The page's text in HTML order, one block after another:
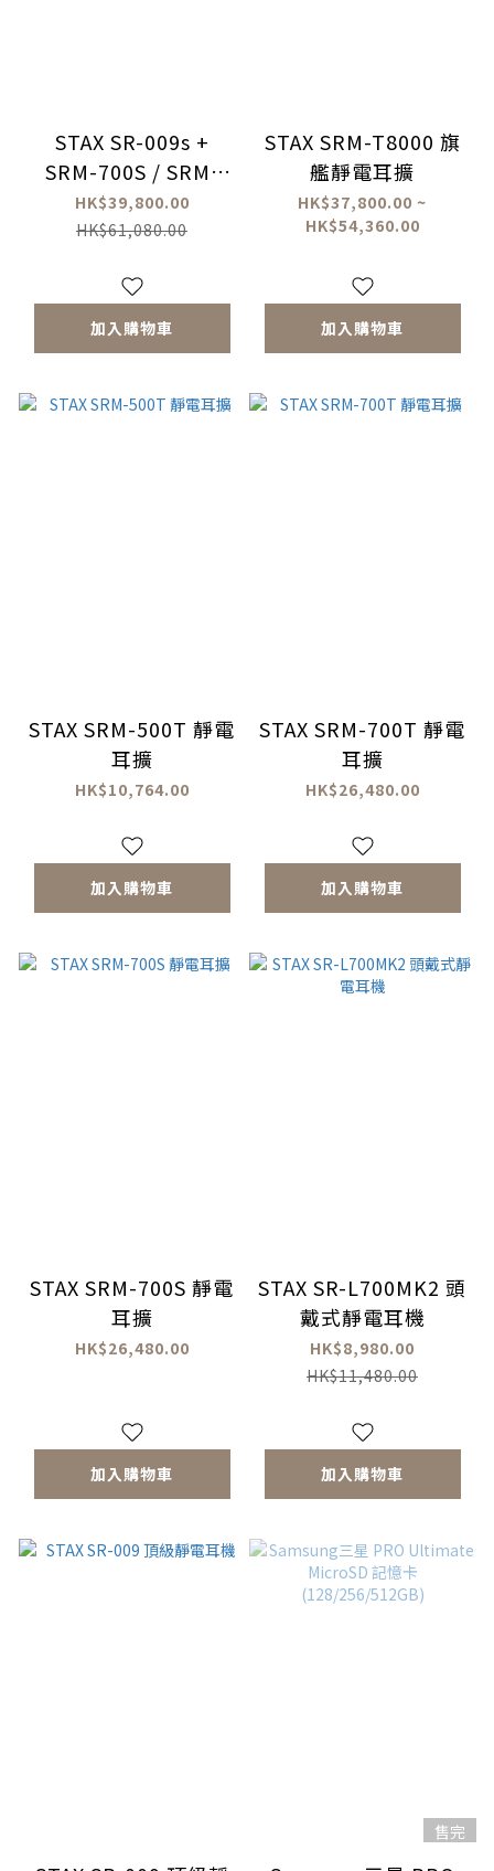
STAX SR-009s +
SRM-700S / SRM-
700T 套裝
HK$39,800.00
HK$61,080.00
加入購物車
STAX SRM-T8000 旗
艦靜電耳擴
HK$37,800.00 ~
HK$54,360.00
加入購物車
STAX SRM-500T 靜電
耳擴
HK$10,764.00
加入購物車
STAX SRM-700T 靜電
耳擴
HK$26,480.00
加入購物車
STAX SRM-700S 靜電
耳擴
HK$26,480.00
加入購物車
STAX SR-L700MK2 頭
戴式靜電耳機
HK$8,980.00
HK$11,480.00
加入購物車
售完